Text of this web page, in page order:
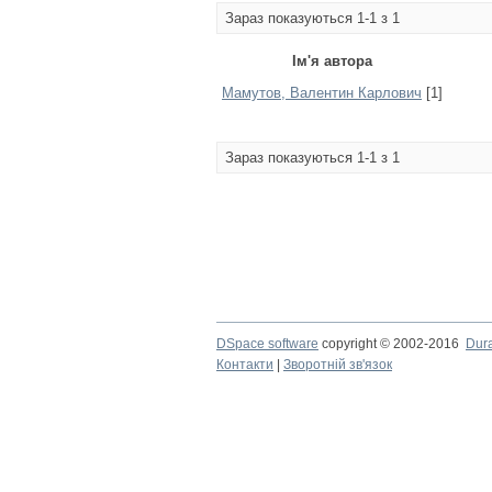
Зараз показуються 1-1 з 1
Ім'я автора
Мамутов, Валентин Карлович [1]
Зараз показуються 1-1 з 1
DSpace software copyright © 2002-2016
Контакти
Зворотній зв'язок